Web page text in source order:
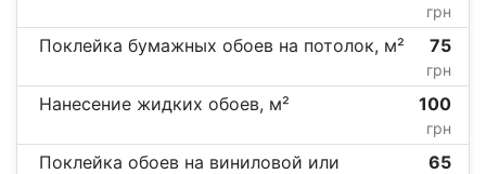
грн
Поклейка бумажных обоев на потолок, м² 75
грн
Нанесение жидких обоев, м² 100
грн
Поклейка обоев на виниловой или
65